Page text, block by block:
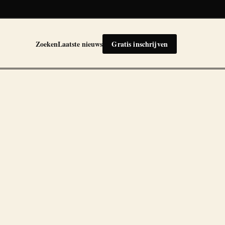
ZoekenLaatste nieuws Gratis inschrijven